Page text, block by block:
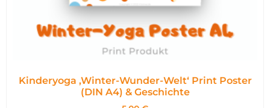
Kinderyoga ‚Winter-Wunder-Welt‘ Print Poster
(DIN A4) & Geschichte